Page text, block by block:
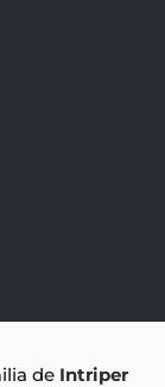
de Intriper